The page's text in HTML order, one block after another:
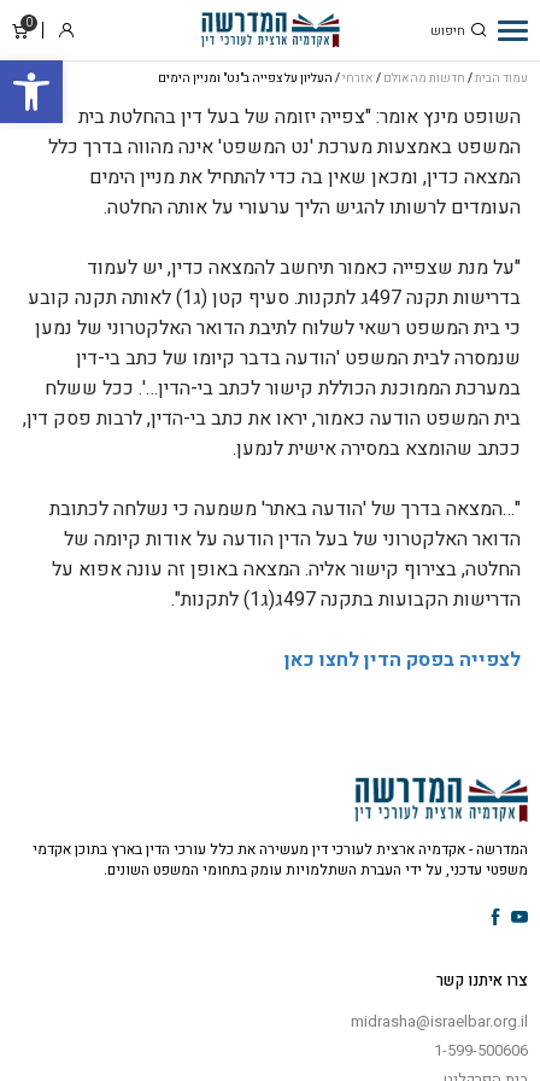
פתח
0
סל
התחבר
עמוד הבית/ חדשות מהאולם / אזרחי/ העליון על צפייה ב"נט" ומניין הימים
השופט מינץ מרכז
את הכללים בדבר
הקשר שבין צפייה
בפסק דין ב"נט
המשפט" לבין מניין
הימים להגשת ערעור
השופט מינץ אומר: "צפייה יזומה של בעל דין בהחלטת בית
המשפט באמצעות מערכת 'נט המשפט' אינה מהווה בדרך כלל
המצאה כדין, ומכאן שאין בה כדי להתחיל את מניין הימים
העומדים לרשותו להגיש הליך ערעורי על אותה החלטה.
"על מנת שצפייה כאמור תיחשב להמצאה כדין, יש לעמוד
בדרישות תקנה 497ג לתקנות. סעיף קטן (ג1) לאותה תקנה קובע
כי בית המשפט רשאי לשלוח לתיבת הדואר האלקטרוני של נמען
שנמסרה לבית המשפט 'הודעה בדבר קיומו של כתב בי-דין
במערכת הממוכנת הכוללת קישור לכתב בי-הדין…'. ככל ששלח
בית המשפט הודעה כאמור, יראו את כתב בי-הדין, לרבות פסק דין,
ככתב שהומצא במסירה אישית לנמען.
"…המצאה בדרך של 'הודעה באתר' משמעה כי נשלחה לכתובת
הדואר האלקטרוני של בעל הדין הודעה על אודות קיומה של
החלטה, בצירוף קישור אליה. המצאה באופן זה עונה אפוא על
הדרישות הקבועות בתקנה 497ג(ג1) לתקנות".
לצפייה בפסק הדין לחצו כאן
המדרשה - אקדמיה ארצית לעורכי דין מעשירה את כלל עורכי הדין בארץ בתוכן אקדמי
משפטי עדכני, על ידי העברת השתלמויות עומק בתחומי המשפט השונים.
צרו איתנו קשר
midrasha@israelbar.org.il
1-599-500606